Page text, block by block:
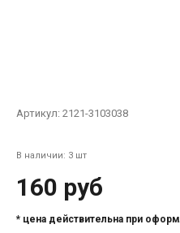
Артикул: 2121-3103038
В наличии: 3 шт
160 руб
* цена действительна при